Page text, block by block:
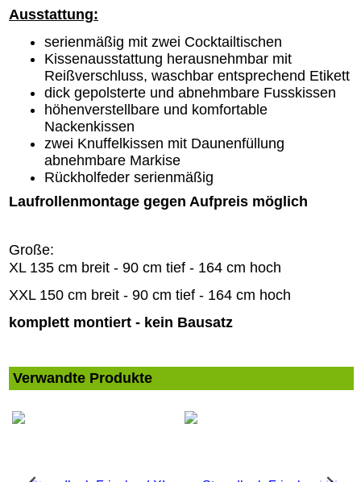
Ausstattung:
serienmäßig mit zwei Cocktailtischen
Kissenausstattung herausnehmbar mit
Reißverschluss, waschbar entsprechend Etikett
dick gepolsterte und abnehmbare Fusskissen
höhenverstellbare und komfortable
Nackenkissen
zwei Knuffelkissen mit Daunenfüllung
abnehmbare Markise
Rückholfeder serienmäßig
Laufrollenmontage gegen Aufpreis möglich
Große:
XL 135 cm breit - 90 cm tief - 164 cm hoch
XXL 150 cm breit - 90 cm tief - 164 cm hoch
komplett montiert - kein Bausatz
Verwandte Produkte